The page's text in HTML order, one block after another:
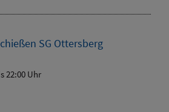
SG Ottersberg
22:00 Uhr